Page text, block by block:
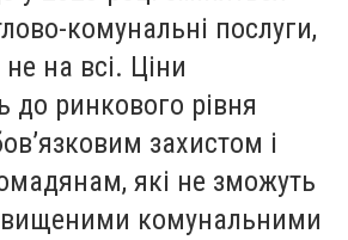
комунальні послуги,
на всі. Ціни
до ринкового рівня
захистом і
які не зможуть
комунальними